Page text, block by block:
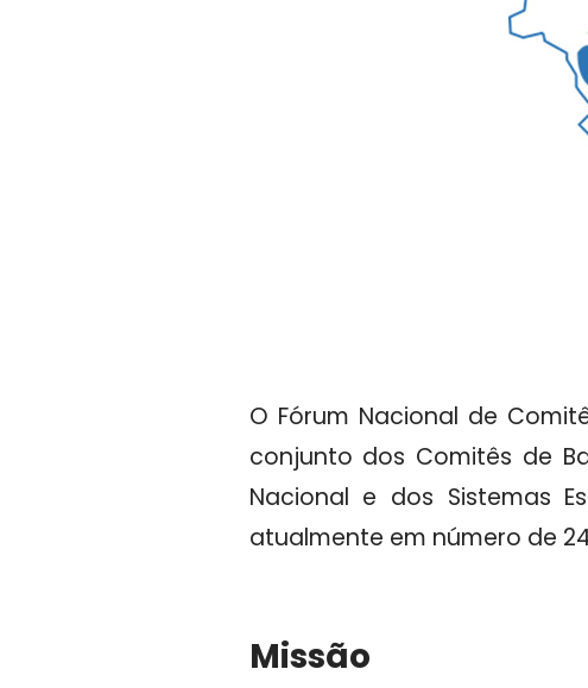
O Fórum Nacional de
conjunto dos Comitês de
Nacional e dos Sistemas
atualmente em número de
Missão